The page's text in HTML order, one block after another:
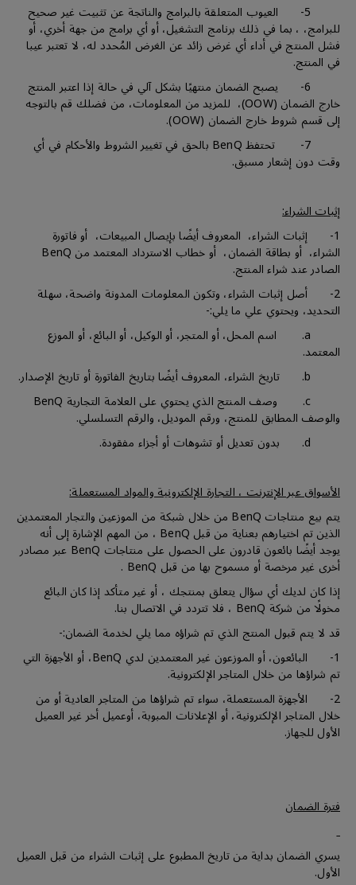
5- العيوب المتعلقة بالبرامج والناتجة عن تثبيت غير صحيح
للبرامج، ، بما في ذلك برنامج التشغيل، أو أي برامج من جهة أخري، أو
فشل المنتج في أداء أي غرض زائد عن الغرض المُحدد له، لا تعتبر عيبا
في المنتج.
6- يصبح الضمان منتهيًا بشكل آلي في حالة إذا اعتبر المنتج
خارج الضمان (OOW)، للمزيد من المعلومات، من فضلك قم بالتوجه
إلى قسم شروط خارج الضمان (OOW).
7- تحتفظ BenQ بالحق في تغيير الشروط والأحكام في أي
وقت دون إشعار مسبق.
إثبات الشراء:
1- إثبات الشراء، المعروف أيضًا بإيصال المبيعات، أو فاتورة
الشراء، أو بطاقة الضمان، أو خطاب الاسترداد المعتمد من BenQ
الصادر عند شراء المنتج.
2- أصل إثبات الشراء، وتكون المعلومات المدونة واضحة، سهلة
التحديد، ويحتوي علي ما يلي:-
a. اسم المحل، أو المتجر، أو الوكيل، أو البائع، أو الموزع
المعتمد.
c. وصف المنتج الذي يحتوي على العلامة التجارية BenQ
والوصف المطابق للمنتج، ورقم الموديل، والرقم التسلسلي.
الأسواق عبر الإنترنت ، التجارة الإلكترونية والمواد المستعملة:
يتم بيع منتاجات BenQ من خلال شبكة من الموزعين والتجار المعتمدين
الذين تم اختيارهم بعناية من قبل BenQ ، من المهم الإشارة إلى أنه
يوجد أيضًا بائعون قادرون على الحصول على منتاجات BenQ عبر مصادر
أخرى غير مرخصة أو مسموح بها من قبل BenQ .
إذا كان لديك أي سؤال يتعلق بمنتجك ، أو غير متأكد إذا كان البائع
مخولًا من شركة BenQ ، فلا تتردد في الاتصال بنا.
قد لا يتم قبول المنتج الذي تم شراؤه مما يلي لخدمة الضمان:-
1- البائعون، أو الموزعون غير المعتمدين لدي BenQ، أو الأجهزة التي
تم شراؤها من خلال المتاجر الإلكترونية.
2- الأجهزة المستعملة، سواء تم شراؤها من المتاجر العادية أو من
خلال المتاجر الإلكترونية، أو الإعلانات المبوبة، أوعميل أخر غير العميل
الأول للجهاز.
فترة الضمان
يسري الضمان بداية من تاريخ المطبوع على إثبات الشراء من قبل العميل
الأول.